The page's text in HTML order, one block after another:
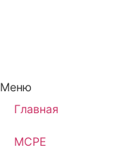
Меню
Главная
MCPE